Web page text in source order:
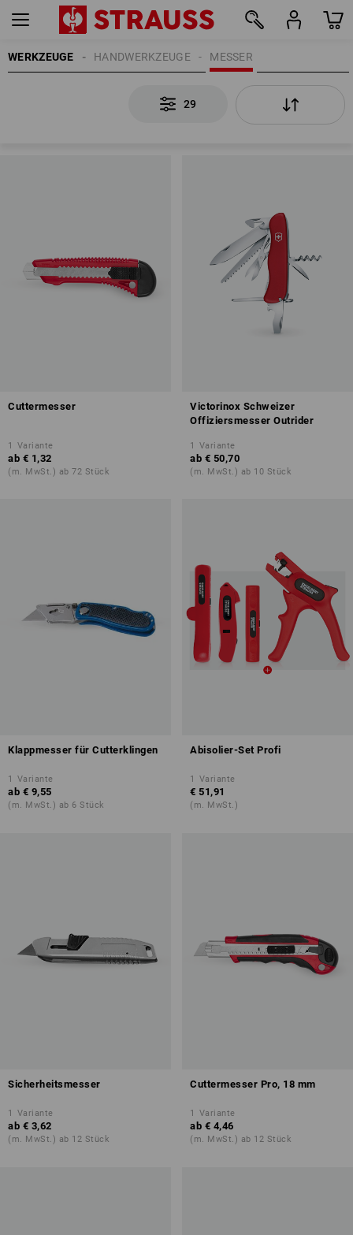
WERKZEUGE MESSER
HANDWERKZEUGE
29
Cuttermesser
1 Variante
ab € 1,32
(m. MwSt.) ab 72 Stück
Victorinox Schweizer
Offiziersmesser Outrider
1 Variante
ab € 50,70
(m. MwSt.) ab 10 Stück
Klappmesser für Cutterklingen
1 Variante
ab € 9,55
(m. MwSt.) ab 6 Stück
Abisolier-Set Profi
1 Variante
€ 51,91
(m. MwSt.)
Sicherheitsmesser
1 Variante
ab € 3,62
(m. MwSt.) ab 12 Stück
Cuttermesser Pro, 18 mm
1 Variante
ab € 4,46
(m. MwSt.) ab 12 Stück